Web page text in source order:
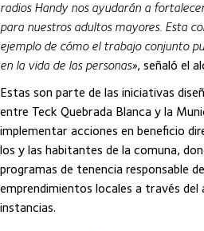
radios Handy nos ayudarán a
para nuestros adultos mayores. Esta
ejemplo de cómo el trabajo conjunto
en la vida de las personas», señaló el
Estas son parte de las iniciativas
entre Teck Quebrada Blanca y la
implementar acciones en beneficio
los y las habitantes de la comuna,
programas de tenencia responsable
emprendimientos locales a través
instancias.